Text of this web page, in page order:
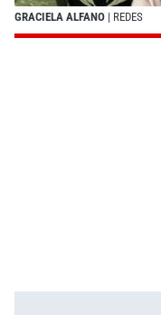
GRACIELA ALFANO | REDES